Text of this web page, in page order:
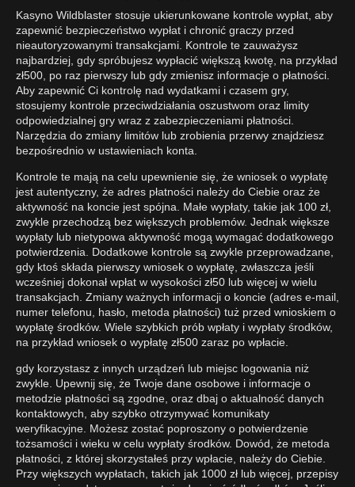
Kasyno Wildblaster stosuje ukierunkowane kontrole wypłat, aby
zapewnić bezpieczeństwo wypłat i chronić graczy przed
nieautoryzowanymi transakcjami. Kontrole te zauważysz
najbardziej, gdy spróbujesz wypłacić większą kwotę, na przykład
zł500, po raz pierwszy lub gdy zmienisz informacje o płatności.
Aby zapewnić Ci kontrolę nad wydatkami i czasem gry,
stosujemy kontrole przeciwdziałania oszustwom oraz limity
odpowiedzialnej gry wraz z zabezpieczeniami płatności.
Narzędzia do zmiany limitów lub zrobienia przerwy znajdziesz
bezpośrednio w ustawieniach konta.
Kontrole te mają na celu upewnienie się, że wniosek o wypłatę
jest autentyczny, że adres płatności należy do Ciebie oraz że
aktywność na koncie jest spójna. Małe wypłaty, takie jak 100 zł,
zwykle przechodzą bez większych problemów. Jednak większe
wypłaty lub nietypowa aktywność mogą wymagać dodatkowego
potwierdzenia. Dodatkowe kontrole są zwykle przeprowadzane,
gdy ktoś składa pierwszy wniosek o wypłatę, zwłaszcza jeśli
wcześniej dokonał wpłat w wysokości zł50 lub więcej w wielu
transakcjach. Zmiany ważnych informacji o koncie (adres e-mail,
numer telefonu, hasło, metoda płatności) tuż przed wnioskiem o
wypłatę środków. Wiele szybkich prób wpłaty i wypłaty środków,
na przykład wniosek o wypłatę zł500 zaraz po wpłacie.
gdy korzystasz z innych urządzeń lub miejsc logowania niż
zwykle. Upewnij się, że Twoje dane osobowe i informacje o
metodzie płatności są zgodne, oraz dbaj o aktualność danych
kontaktowych, aby szybko otrzymywać komunikaty
weryfikacyjne. Możesz zostać poproszony o potwierdzenie
tożsamości i wieku w celu wypłaty środków. Dowód, że metoda
płatności, z której skorzystałeś przy wpłacie, należy do Ciebie.
Przy większych wypłatach, takich jak 1000 zł lub więcej, przepisy